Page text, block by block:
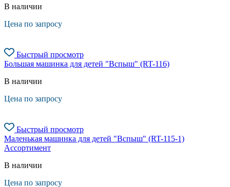
В наличии
Цена по запросу
Быстрый просмотр
Большая машинка для детей "Вспыш" (RT-116)
В наличии
Цена по запросу
Быстрый просмотр
Маленькая машинка для детей "Вспыш" (RT-115-1)
Ассортимент
В наличии
Цена по запросу